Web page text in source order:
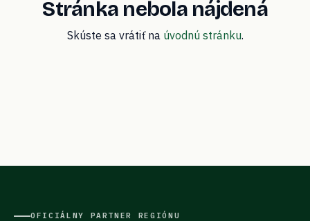
Stránka nebola nájdená
Skúste sa vrátiť na úvodnú stránku.
OFICIÁLNY PARTNER REGIÓNU